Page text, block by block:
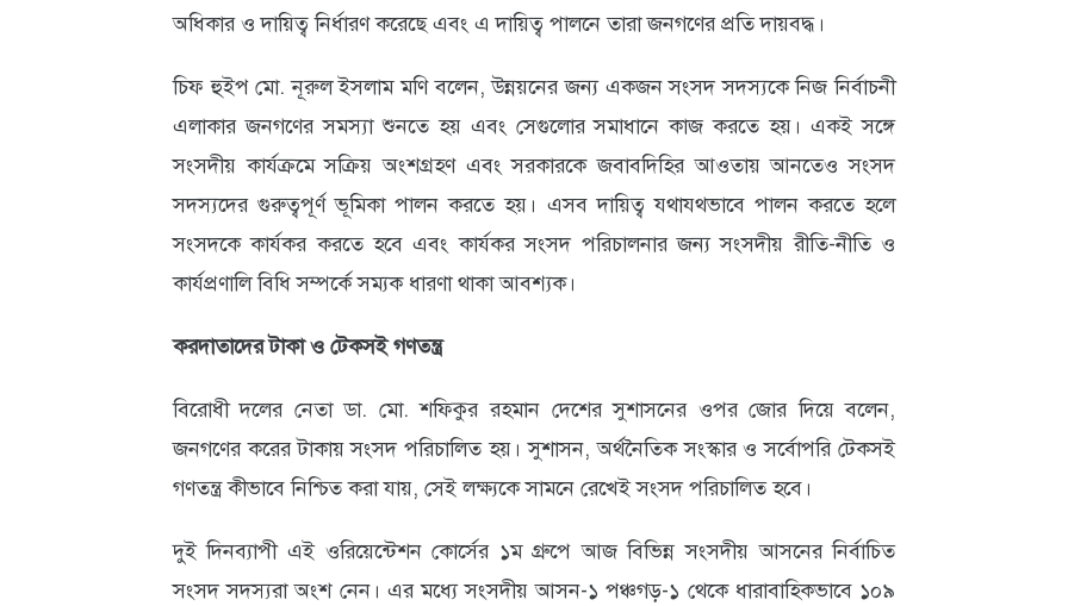
অধিকার ও দায়িত্ব নির্ধারণ করেছে এবং এ দায়িত্ব পালনে তারা জনগণের প্রতি দায়বদ্ধ।
চিফ হুইপ মো. নূরুল ইসলাম মণি বলেন, উন্নয়নের জন্য একজন সংসদ সদস্যকে নিজ নির্বাচনী
এলাকার জনগণের সমস্যা শুনতে হয় এবং সেগুলোর সমাধানে কাজ করতে হয়। একই সঙ্গে
সংসদীয় কার্যক্রমে সক্রিয় অংশগ্রহণ এবং সরকারকে জবাবদিহির আওতায় আনতেও সংসদ
সদস্যদের গুরুত্বপূর্ণ ভূমিকা পালন করতে হয়। এসব দায়িত্ব যথাযথভাবে পালন করতে হলে
সংসদকে কার্যকর করতে হবে এবং কার্যকর সংসদ পরিচালনার জন্য সংসদীয় রীতি-নীতি ও
কার্যপ্রণালি বিধি সম্পর্কে সম্যক ধারণা থাকা আবশ্যক।
করদাতাদের টাকা ও টেকসই গণতন্ত্র
বিরোধী দলের নেতা ডা. মো. শফিকুর রহমান দেশের সুশাসনের ওপর জোর দিয়ে বলেন,
জনগণের করের টাকায় সংসদ পরিচালিত হয়। সুশাসন, অর্থনৈতিক সংস্কার ও সর্বোপরি টেকসই
গণতন্ত্র কীভাবে নিশ্চিত করা যায়, সেই লক্ষ্যকে সামনে রেখেই সংসদ পরিচালিত হবে।
দুই দিনব্যাপী এই ওরিয়েন্টেশন কোর্সের ১ম গ্রুপে আজ বিভিন্ন সংসদীয় আসনের নির্বাচিত
সংসদ সদস্যরা অংশ নেন। এর মধ্যে সংসদীয় আসন-১ পঞ্চগড়-১ থেকে ধারাবাহিকভাবে ১০৯